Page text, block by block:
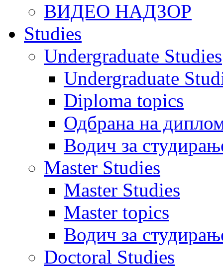
ВИДЕО НАДЗОР
Studies
Undergraduate Studies
Undergraduate
Diploma topics
Одбрана на
Водич за
Master Studies
Master Studies
Master topics
Водич за
Doctoral Studies